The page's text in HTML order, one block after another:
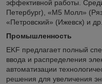
эффективной работы.
Петербург), «М5 Молл»
«Петровский» (Ижевск) и др.
Промышленность
EKF предлагает полный
ввода и распределения
автоматизации
решения для увеличения